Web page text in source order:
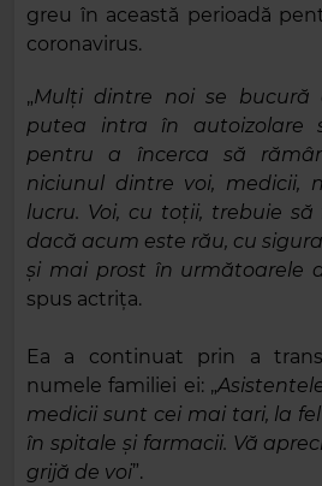
greu în această perioadă
coronavirus.
„Mulţi dintre noi se bucură
putea intra în autoizolare
pentru a încerca să
niciunul dintre voi, medicii,
lucru. Voi, cu toţii, trebuie
dacă acum este rău, cu
şi mai prost în următoarele
spus actriţa.
Ea a continuat prin a
numele familiei ei: „
medicii sunt cei mai tari, la
în spitale şi farmacii. Vă
grijă de voi”.